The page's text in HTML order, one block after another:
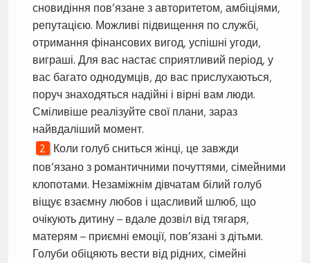
сновидіння пов’язане з авторитетом, амбіціями,
репутацією. Можливі підвищення по службі,
отримання фінансових вигод, успішні угоди,
виграші. Для вас настає сприятливий період, у
вас багато однодумців, до вас прислухаються,
поруч знаходяться надійні і вірні вам люди.
Сміливіше реалізуйте свої плани, зараз
найвдаліший момент.
Коли голуб сниться жінці, це завжди
пов’язано з романтичними почуттями, сімейними
клопотами. Незаміжнім дівчатам білий голуб
віщує взаємну любов і щасливий шлюб, що
очікують дитину – вдале дозвіл від тягаря,
матерям – приємні емоції, пов’язані з дітьми.
Голуби обіцяють вести від рідних, сімейні